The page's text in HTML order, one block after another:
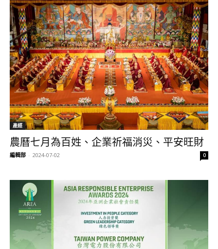
產經
農曆七月為百姓、企業祈福消災、平安旺財
編輯部 - 2024-07-02 0